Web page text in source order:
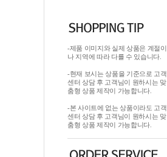
-제품 이미지와 실제 상품은 계절이
나 지역에 따라 다를 수 있습니다.
-현재 보시는 상품을 기준으로 고객
센터 상담 후 고객님이 원하시는 맞
춤형 상품 제작이 가능합니다.
-본 사이트에 없는 상품이라도 고객
센터 상담 후 고객님이 원하시는 맞
춤형 상품 제작이 가능합니다.